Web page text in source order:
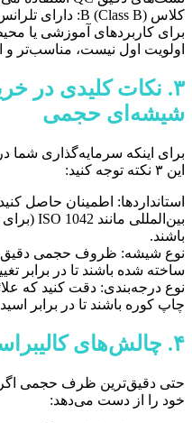
برای کاربردهای آموزشی یا
اولویت اول نیست، مناسب‌تر و
۳. نکات کلیدی در
شیشه‌ای حجمی
برای اینکه سرمایه‌گذاری شما
این ۳ نکته توجه کنید:
استانداردها: اطمینان حاصل
باشند.
ساخته شده باشند تا در برابر
نوع درجه‌بندی: دقت کنید که
چاپ کوره باشند تا در برابر
۴. چالش‌های کالیبراسیون و نگهداری
حتی دقیق‌ترین ظرف حجمی
خود را از دست می‌دهد: